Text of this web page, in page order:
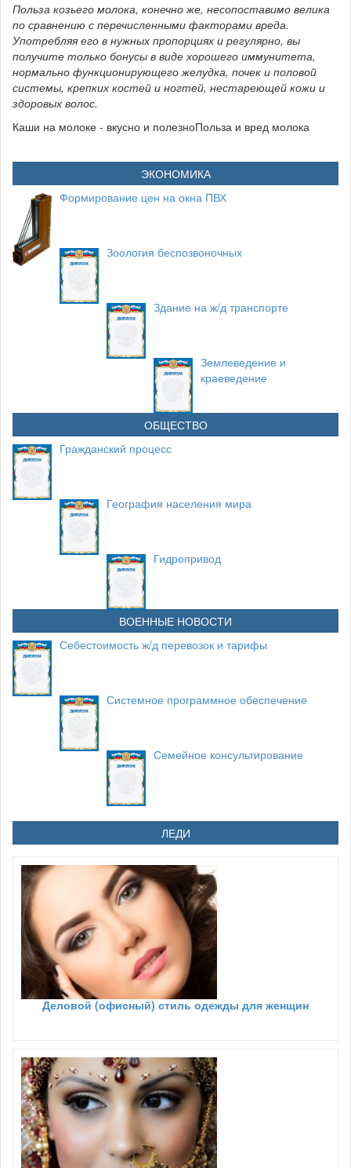
Польза козьего молока, конечно же, несопоставимо велика
по сравнению с перечисленными факторами вреда.
Употребляя его в нужных пропорциях и регулярно, вы
получите только бонусы в виде хорошего иммунитета,
нормально функционирующего желудка, почек и половой
системы, крепких костей и ногтей, нестареющей кожи и
здоровых волос.
Каши на молоке - вкусно и полезноПольза и вред молока
ЭКОНОМИКА
Формирование цен на окна ПВХ
Зоология беспозвоночных
Здание на ж/д транспорте
Землеведение и
краеведение
ОБЩЕСТВО
Гражданский процесс
География населения мира
Гидропривод
ВОЕННЫЕ НОВОСТИ
Себестоимость ж/д перевозок и тарифы
Системное программное обеспечение
Семейное консультирование
ЛЕДИ
Деловой (офисный) стиль одежды для женщин